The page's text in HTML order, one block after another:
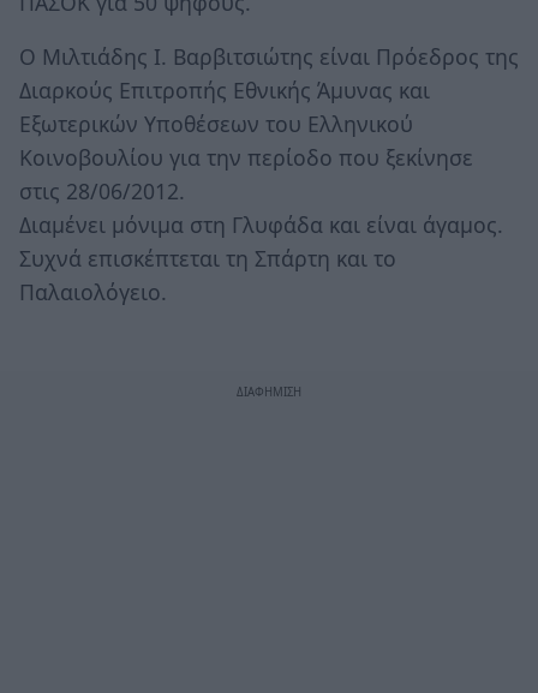
Ο Μιλτιάδης Ι. Βαρβιτσιώτης είναι Πρόεδρος της
Διαρκούς Επιτροπής Εθνικής Άμυνας και
Εξωτερικών Υποθέσεων του Ελληνικού
Κοινοβουλίου για την περίοδο που ξεκίνησε
στις 28/06/2012.
Διαμένει μόνιμα στη Γλυφάδα και είναι άγαμος.
Συχνά επισκέπτεται τη Σπάρτη και το
Παλαιολόγειο.